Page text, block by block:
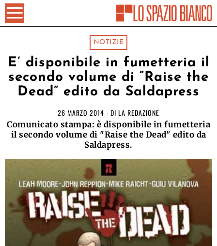
NOTIZIE
E’ disponibile in fumetteria il
secondo volume di “Raise the
Dead” edito da Saldapress
26 MARZO 2014 DI LA REDAZIONE
Comunicato stampa: è disponibile in fumetteria
il secondo volume di "Raise the Dead" edito da
Saldapress.